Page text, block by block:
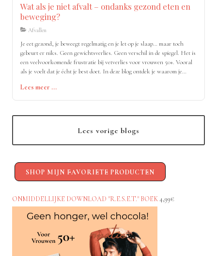
Wat als je niet afvalt – ondanks gezond eten en
beweging?
Afvallen
Je eet gezond, je beweegt regelmatig en je let op je slaap… maar toch
gebeurt er niks. Geen gewichtsverlies. Geen verschil in de spiegel. Het is
een veelvoorkomende frustratie bij vetverlies voor vrouwen 50+. Vooral
als je voelt dat je écht je best doet. In deze blog ontdek je waarom je
een paar slimme aanpassingen wél terug beweging krijgt in je lichaam.
Zonder strengheid. Zonder honger. En mét effect.
Lees meer ...
Lees vorige blogs
SHOP MIJN FAVORIETE PRODUCTEN
ONMIDDELLIJKE DOWNLOAD "R.E.S.E.T." BOEK4,99€